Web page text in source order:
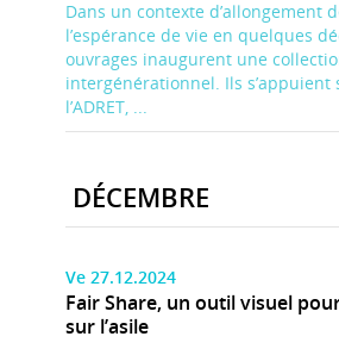
Dans un contexte d’allongement
l’espérance de vie en quelques
ouvrages inaugurent une
intergénérationnel. Ils s’appuient
l’ADRET, ...
DÉCEMBRE
Ve 27.12.2024
Fair Share, un outil visuel
sur l’asile